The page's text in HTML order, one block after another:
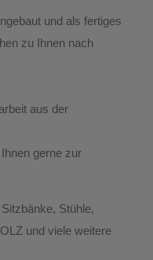
und als fertiges
zu Ihnen nach
aus der
gerne zur
Sitzbänke, Stühle,
und viele weitere